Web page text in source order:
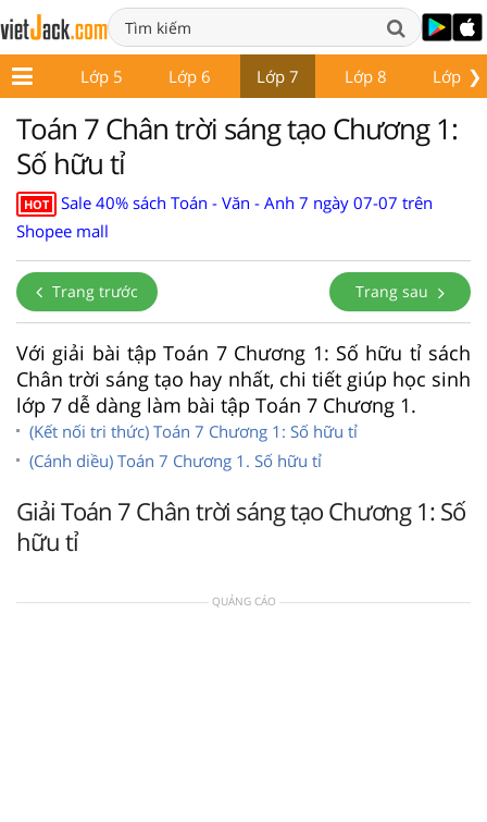
❯
4 Lớp 5 Lớp 6 Lớp 7 Lớp 8 Lớp 9
Toán 7 Chân trời sáng tạo Chương 1:
Số hữu tỉ
HOT
Sale 40% sách Toán - Văn - Anh 7 ngày 07-07 trên
Shopee mall
Trang trước Trang sau
Với giải bài tập Toán 7 Chương 1: Số hữu tỉ sách
Chân trời sáng tạo hay nhất, chi tiết giúp học sinh
lớp 7 dễ dàng làm bài tập Toán 7 Chương 1.
(Kết nối tri thức) Toán 7 Chương 1: Số hữu tỉ
(Cánh diều) Toán 7 Chương 1. Số hữu tỉ
Giải Toán 7 Chân trời sáng tạo Chương 1: Số
hữu tỉ
QUẢNG CÁO